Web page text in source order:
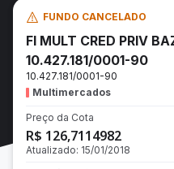
FUNDO CANCELADO
FI MULT CRED PRIV
10.427.181/0001-90
10.427.181/0001-90
Multimercados
Preço da Cota
R$ 126,7114982
Atualizado: 15/01/2018